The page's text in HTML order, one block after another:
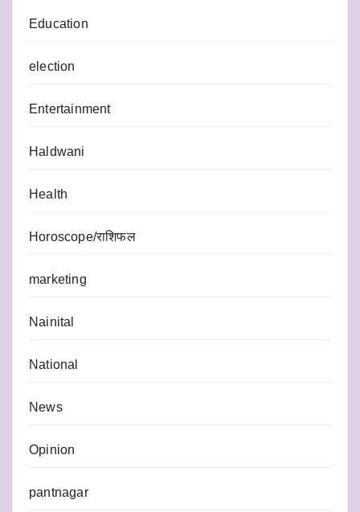
Education
election
Entertainment
Haldwani
Health
Horoscope/राशिफल
marketing
Nainital
National
News
Opinion
pantnagar